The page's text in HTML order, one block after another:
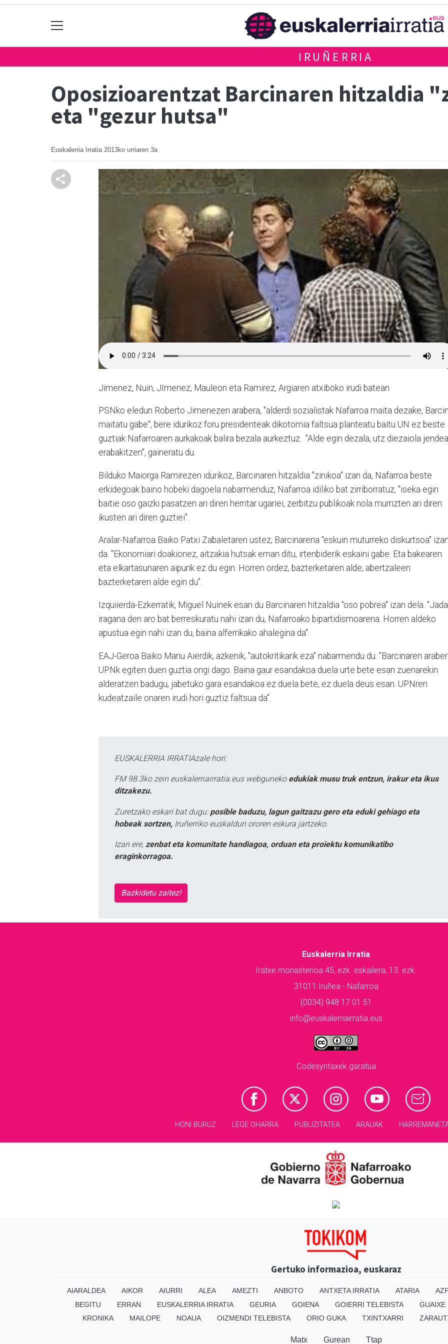
IRUÑERRIA
Oposizioarentzat Barcinaren hitzaldia
eta "gezur hutsa"
Euskalerria Irratia 2013ko urriaren 3a
Jimenez, Nuin, JImenez, Mauleon eta Ramirez, Argiaren atxiboko irudi batean
PSNko eledun Roberto Jimenezen arabera, "alderdi sozialistak Nafarroa maita dezake,
maitatu gabe", bere idurikoz foru presidenteak dikotomia faltsua planteatu baitu UN ez beste
guztiak Nafarroaren aurkakoak balira bezala aurkeztuz. "Alde egin dezala, utz diezaiola
erabakitzen", gaineratu du.
Bilduko Maiorga Ramirezen idurikoz, Barcinaren hitzaldia "zinikoa" izan da, Nafarroa beste
erkidegoak baino hobeki dagoela nabarmenduz, Nafarroa idiliko bat zirriborratuz, "iseka egin
baitie oso gaizki pasatzen ari diren herritar ugariei, zerbitzu publikoak nola murrizten ari diren
ikusten ari diren guztiei".
Aralar-Nafarroa Baiko Patxi Zabaletaren ustez, Barcinarena "eskuin muturreko diskurtsoa"
da. "Ekonomiari doakionez, aitzakia hutsak eman ditu, irtenbiderik eskaini gabe. Eta bakearen
eta elkartasunaren aipurik ez du egin. Horren ordez, bazterketaren alde, abertzaleen
bazterketaren alde egin du".
Izquiierda-Ezkerratik, Miguel Nuinek esan du Barcinaren hitzaldia "oso pobrea" izan dela. "Jada
iragana den aro bat berreskuratu nahi izan du, Nafarroako bipartidismoarena. Horren aldeko
apustua egin nahi izan du, baina alferrikako ahalegina da".
EAJ-Geroa Baiko Manu Aierdik, azkenik, "autokritikarik eza" nabarmendu du. "Barcinaren
UPNk egiten duen guztia ongi dago. Baina gaur esandakoa duela urte bete esan zuenarekin
alderatzen badugu, jabetuko gara esandakoa ez duela bete, ez duela deus esan. UPNren
kudeatzaile onaren irudi hori guztiz faltsua da".
EUSKALERRIA IRRATIAzale hori:
FM 98.3ko zein euskalerriairratia.eus webguneko edukiak musu truk entzun, irakur eta ikus
ditzakezu.
Zuretzako eskari bat dugu: posible baduzu, lagun gaitzazu gero eta eduki gehiago eta
hobeak sortzen, Iruñerriko euskaldun ororen eskura jartzeko.
Izan ere, zenbat eta komunitate handiagoa, orduan eta proiektu komunikatibo
eraginkorragoa.
Bazkidetu zaitez!
Euskalerria Irratia
Iratxe monasterioa 45, ezk. eskailera, 13. ezk.
31011 Iruñea - Nafarroa
(0034) 948 17 01 51
info@euskalerriairratia.eus
Codesyntaxek garatua
HONI BURUZ LEGE OHARRA PUBLIZITATEA ARAUAK
Gertuko informazioa, euskaraz
AIARALDEA AIKOR AIURRI ALEA AMEZTI ANBOTO ANTXETA IRRATIA ATARIA
BEGITU
ERRAN EUSKALERRIA IRRATIA GEURIA GOIENA GOIERRI TELEBISTA
GUAIXE
KRONIKA
MAILOPE NOAUA OIZMENDI TELEBISTA ORIO GUKA TXINTXARRI
Matx Gurean Ttap